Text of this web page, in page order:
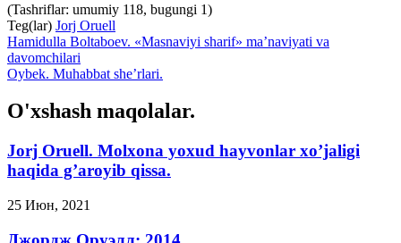
(Tashriflar: umumiy 118, bugungi 1)
Teg(lar) Jorj Oruell
Hamidulla Boltaboev. «Masnaviyi sharif» ma’naviyati va
davomchilari
Oybek. Muhabbat she’rlari.
O'xshash maqolalar.
Jorj Oruell. Molxona yoxud hayvonlar xo’jaligi
haqida g’aroyib qissa.
25 Июн, 2021